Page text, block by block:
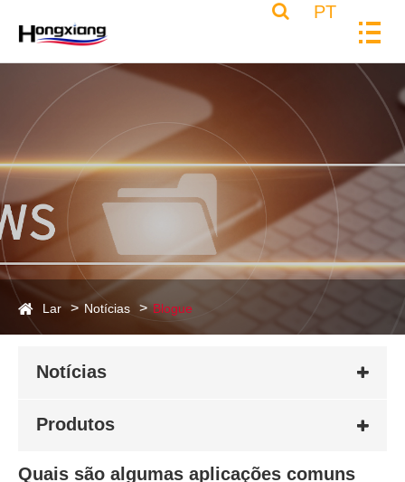
PT
Lar Notícias Blogue
Notícias
Produtos
Quais são algumas aplicações comuns